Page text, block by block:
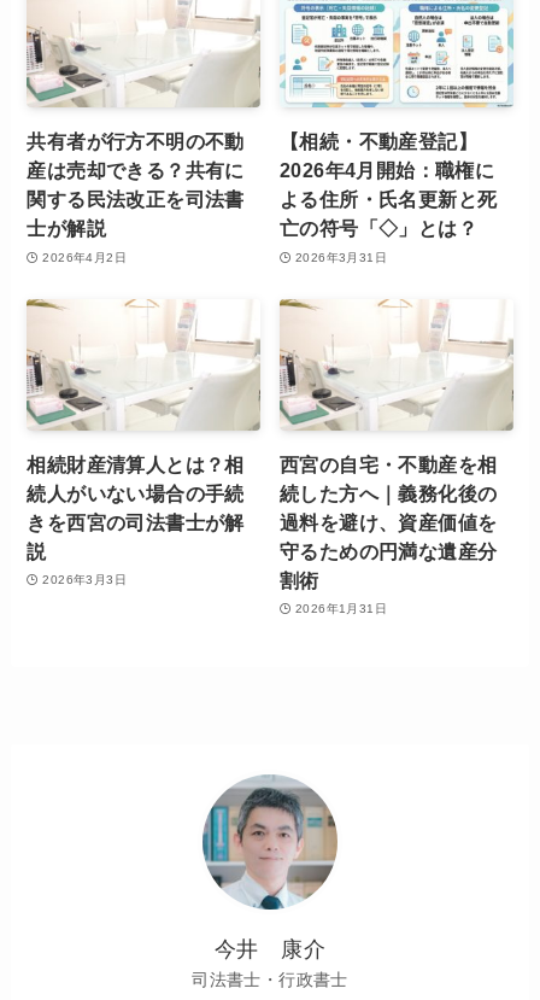
共有者が行方不明の不動
産は売却できる？共有に
関する民法改正を司法書
士が解説
2026年4月2日
【相続・不動産登記】
2026年4月開始：職権に
よる住所・氏名更新と死
亡の符号「◇」とは？
2026年3月31日
相続財産清算人とは？相
続人がいない場合の手続
きを西宮の司法書士が解
説
2026年3月3日
西宮の自宅・不動産を相
続した方へ｜義務化後の
過料を避け、資産価値を
守るための円満な遺産分
割術
2026年1月31日
今井 康介
司法書士・行政書士